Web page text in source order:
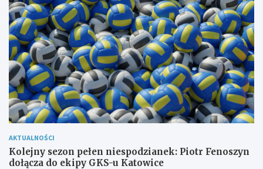
AKTUALNOŚCI
Kolejny sezon pełen niespodzianek: Piotr Fenoszyn
dołącza do ekipy GKS-u Katowice